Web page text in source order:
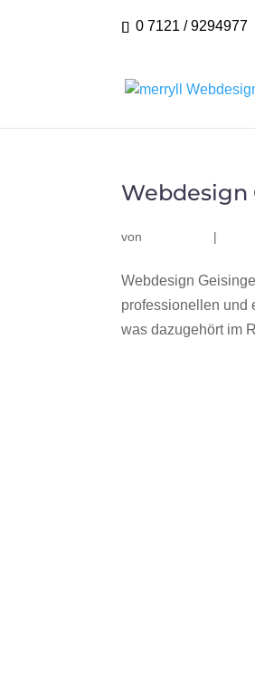
0 7121 / 9294977
Webdesign
von |
Webdesign
professionellen und
was dazugehört im